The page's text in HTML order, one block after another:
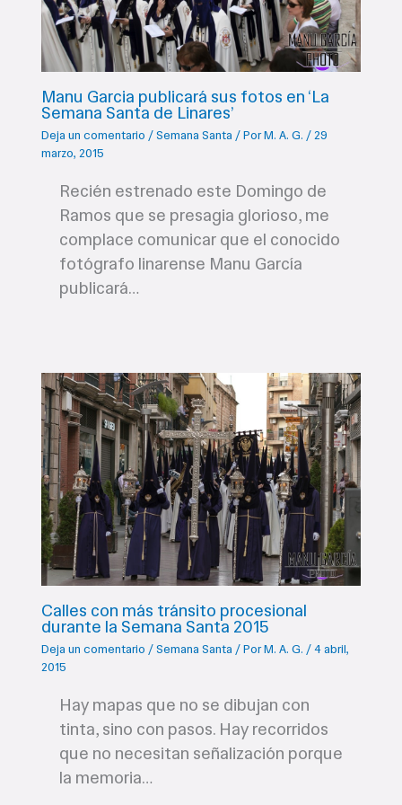
Manu Garcia publicará sus fotos en ‘La
Semana Santa de Linares’
Deja un comentario /Semana Santa / PorM. A. G. /29
marzo, 2015
Recién estrenado este Domingo de
Ramos que se presagia glorioso, me
complace comunicar que el conocido
fotógrafo linarense Manu García
publicará…
Calles con más tránsito procesional
durante la Semana Santa 2015
Deja un comentario /Semana Santa / PorM. A. G. /4 abril,
2015
Hay mapas que no se dibujan con
tinta, sino con pasos. Hay recorridos
que no necesitan señalización porque
la memoria…